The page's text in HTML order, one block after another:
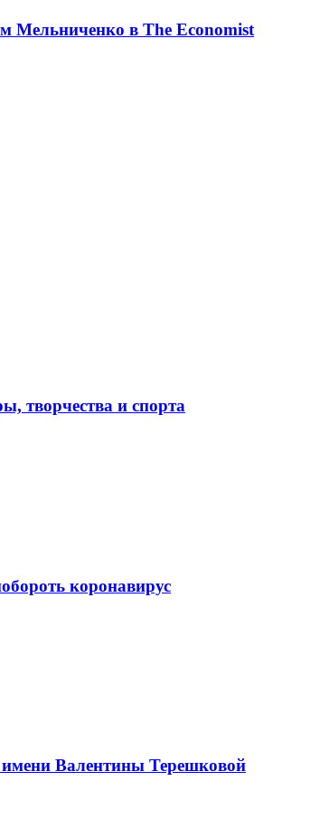
Мельниченко в The Economist
творчества и спорта
коронавирус
Валентины Терешковой